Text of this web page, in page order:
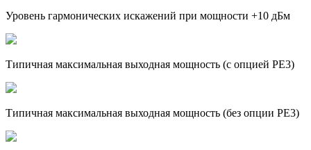
Уровень гармонических искажений при мощности +10 дБм
Типичная максимальная выходная мощность (с опцией PE3)
Типичная максимальная выходная мощность (без опции PE3)